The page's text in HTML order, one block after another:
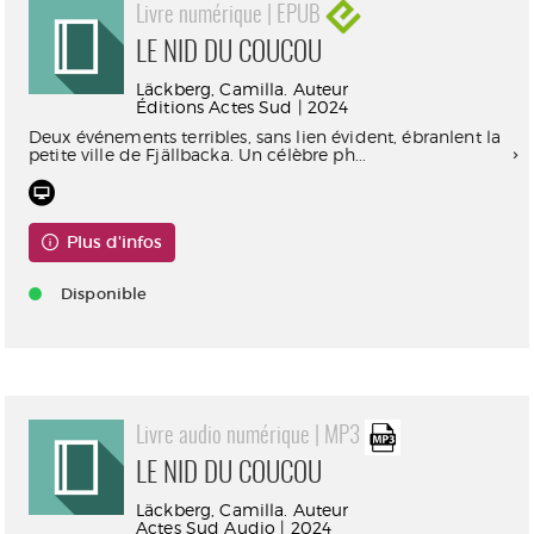
Livre numérique | EPUB
LE NID DU COUCOU
Läckberg, Camilla. Auteur
Éditions Actes Sud | 2024
Deux événements terribles, sans lien évident, ébranlent la
petite ville de Fjällbacka. Un célèbre ph...
Plus d'infos
Disponible
Livre audio numérique | MP3
LE NID DU COUCOU
Läckberg, Camilla. Auteur
Actes Sud Audio | 2024